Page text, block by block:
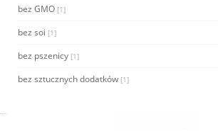
bez GMO [1]
bez soi [1]
bez pszenicy [1]
bez sztucznych dodatków [1]